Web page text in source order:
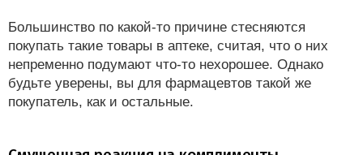
Большинство по какой-то причине стесняются
покупать такие товары в аптеке, считая, что о них
непременно подумают что-то нехорошее. Однако
будьте уверены, вы для фармацевтов такой же
покупатель, как и остальные.